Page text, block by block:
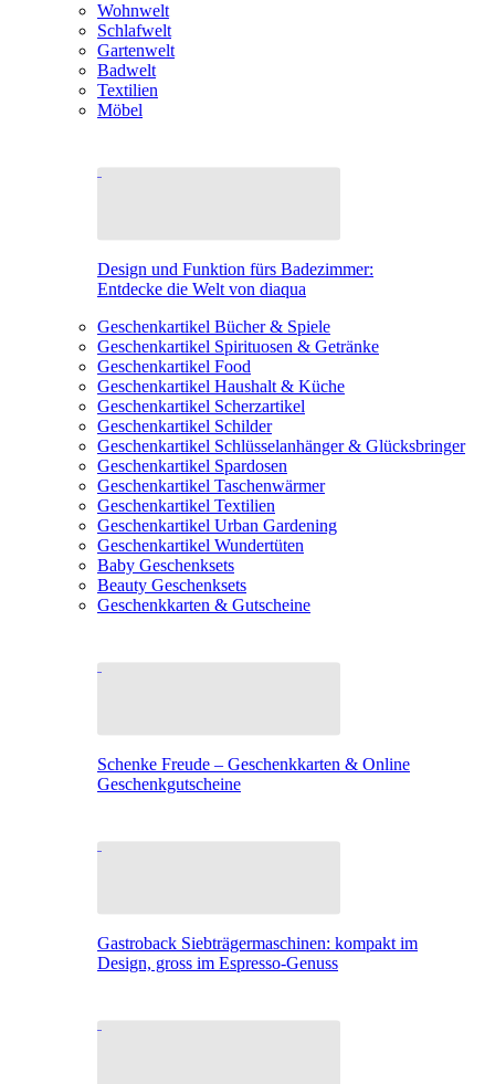
Wohnwelt
Schlafwelt
Gartenwelt
Badwelt
Textilien
Möbel
Design und Funktion fürs Badezimmer:
Entdecke die Welt von diaqua
Geschenkartikel Bücher & Spiele
Geschenkartikel Spirituosen & Getränke
Geschenkartikel Food
Geschenkartikel Haushalt & Küche
Geschenkartikel Scherzartikel
Geschenkartikel Schilder
Geschenkartikel Schlüsselanhänger & Glücksbringer
Geschenkartikel Spardosen
Geschenkartikel Taschenwärmer
Geschenkartikel Textilien
Geschenkartikel Urban Gardening
Geschenkartikel Wundertüten
Baby Geschenksets
Beauty Geschenksets
Geschenkkarten & Gutscheine
Schenke Freude – Geschenkkarten & Online
Geschenkgutscheine
Gastroback Siebträgermaschinen: kompakt im
Design, gross im Espresso-Genuss